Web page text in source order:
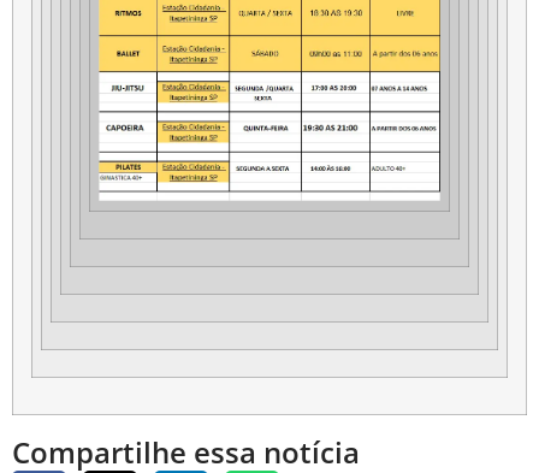
Compartilhe essa notícia